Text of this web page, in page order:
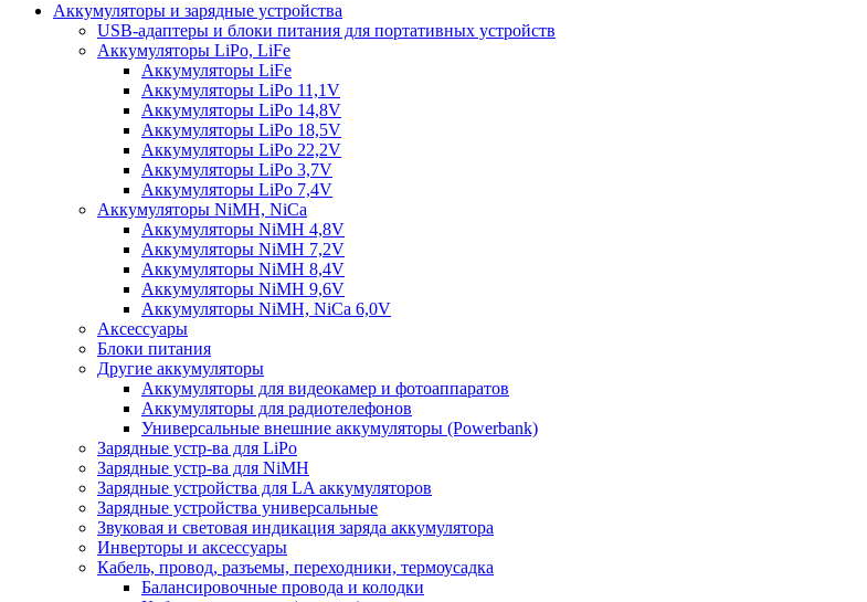
Аккумуляторы и зарядные устройства
USB-адаптеры и блоки питания для портативных устройств
Аккумуляторы LiPo, LiFe
Аккумуляторы LiFe
Аккумуляторы LiPo 11,1V
Аккумуляторы LiPo 14,8V
Аккумуляторы LiPo 18,5V
Аккумуляторы LiPo 22,2V
Аккумуляторы LiPo 3,7V
Аккумуляторы LiPo 7,4V
Аккумуляторы NiMH, NiCa
Аккумуляторы NiMH 4,8V
Аккумуляторы NiMH 7,2V
Аккумуляторы NiMH 8,4V
Аккумуляторы NiMH 9,6V
Аккумуляторы NiMH, NiCa 6,0V
Аксессуары
Блоки питания
Другие аккумуляторы
Аккумуляторы для видеокамер и фотоаппаратов
Аккумуляторы для радиотелефонов
Универсальные внешние аккумуляторы (Powerbank)
Зарядные устр-ва для LiPo
Зарядные устр-ва для NiMH
Зарядные устройства для LA аккумуляторов
Зарядные устройства универсальные
Звуковая и световая индикация заряда аккумулятора
Инверторы и аксессуары
Кабель, провод, разъемы, переходники, термоусадка
Балансировочные провода и колодки